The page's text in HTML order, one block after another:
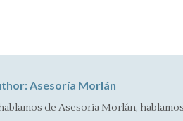
Asesoría Morlán
de Asesoría Morlán,